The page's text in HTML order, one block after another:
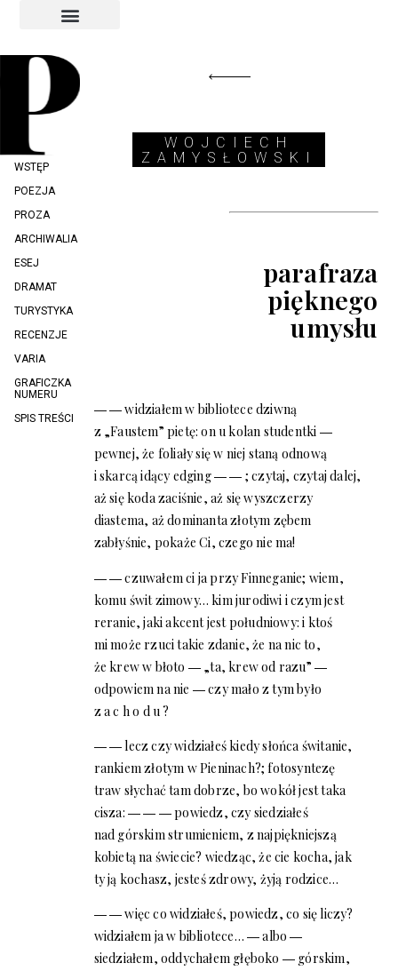
WSTĘP
POEZJA
PROZA
ARCHIWALIA
ESEJ
DRAMAT
TURYSTYKA
RECENZJE
VARIA
GRAFICZKA
NUMERU
SPIS TREŚCI
WOJCIECH
ZAMYSŁOWSKI
parafraza
pięknego
umysłu
― ― widziałem w bibliotece dziwną
z „Faustem” pietę: on u kolan studentki ―
pewnej, że foliały się w niej staną odnową
i skarcą idący edging ― ― ; czytaj, czytaj dalej,
aż się koda zaciśnie, aż się wyszczerzy
diastema, aż dominanta złotym zębem
zabłyśnie, pokaże Ci, czego nie ma!
― ― czuwałem ci ja przy Finneganie; wiem,
komu świt zimowy… kim jurodiwi i czym jest
reranie, jaki akcent jest południowy: i ktoś
mi może rzuci takie zdanie, że na nic to,
że krew w błoto ― „ta, krew od razu” ―
odpowiem na nie ― czy mało z tym było
z a c h o d u ?
― ― lecz czy widziałeś kiedy słońca świtanie,
rankiem złotym w Pieninach?; fotosyntezę
traw słychać tam dobrze, bo wokół jest taka
cisza: ― ― ― powiedz, czy siedziałeś
nad górskim strumieniem, z najpiękniejszą
kobietą na świecie? wiedząc, że cie kocha, jak
ty ją kochasz, jesteś zdrowy, żyją rodzice…
― ― więc co widziałeś, powiedz, co się liczy?
widziałem ja w bibliotece… ― albo ―
siedziałem, oddychałem głęboko ― górskim,